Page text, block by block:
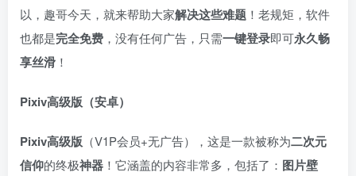
以，趣哥今天，就来帮助大家解决这些难题 ！老规矩，软件
也都是完全免费 ，没有任何广告，只需一键登录即可永久畅
享丝滑 ！
Pixiv高级版（安卓）
Pixiv高级版 （V1P会员+无广告），这是一款被称为二次元
信仰的终极神器 ！它涵盖的内容非常多，包括了： 图片壁